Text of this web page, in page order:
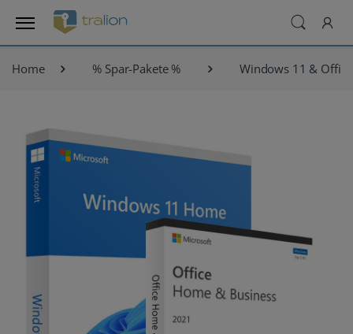
Home % Spar-Pakete % Windows 11 & Office